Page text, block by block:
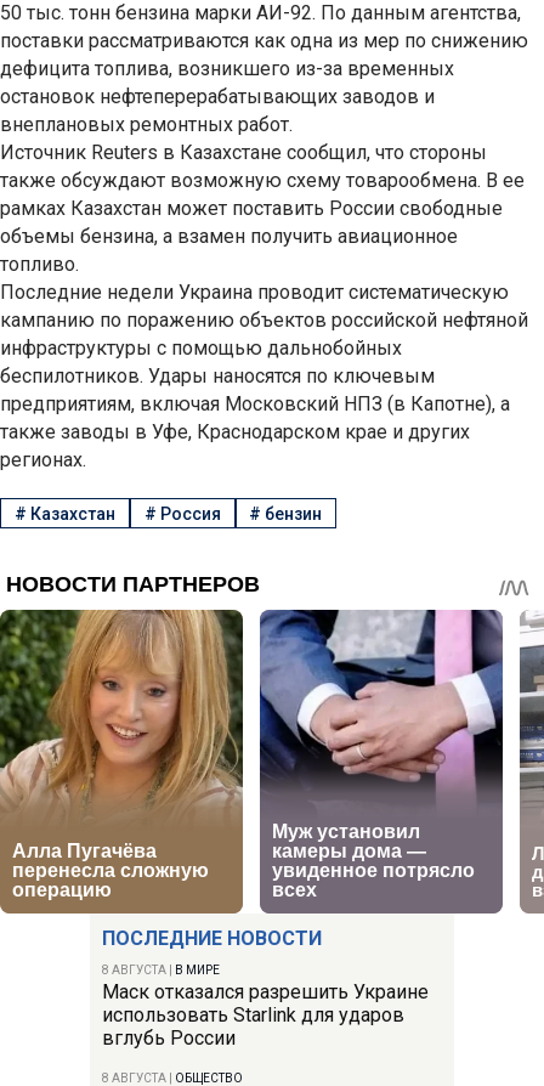
ПОСЛЕДНИЕ НОВОСТИ
8 АВГУСТА В МИРЕ
Маск отказался разрешить Украине
использовать Starlink для ударов
вглубь России
8 АВГУСТА ОБЩЕСТВО
50 тыс. тонн бензина марки АИ-92. По данным агентства,
поставки рассматриваются как одна из мер по снижению
дефицита топлива, возникшего из-за временных
остановок нефтеперерабатывающих заводов и
внеплановых ремонтных работ.
Источник Reuters в Казахстане сообщил, что стороны
также обсуждают возможную схему товарообмена. В ее
рамках Казахстан может поставить России свободные
объемы бензина, а взамен получить авиационное
топливо.
Последние недели Украина проводит систематическую
кампанию по поражению объектов российской нефтяной
инфраструктуры с помощью дальнобойных
беспилотников. Удары наносятся по ключевым
предприятиям, включая Московский НПЗ (в Капотне), а
также заводы в Уфе, Краснодарском крае и других
регионах.
# Казахстан # Россия # бензин